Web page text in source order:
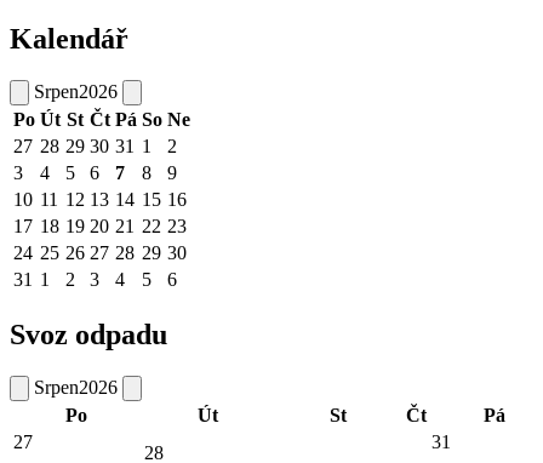
Kalendář
Srpen2026
Po Út St Čt Pá So Ne
27 28 29 30 31 1
2
3
4 5 6 7 8
9
10 11 12 13 14 15 16
17 18 19 20 21 22 23
24 25 26 27 28 29 30
31 1 2 3 4 5 6
Svoz odpadu
Srpen2026
Po
Út St Čt
Pá
27
28
31